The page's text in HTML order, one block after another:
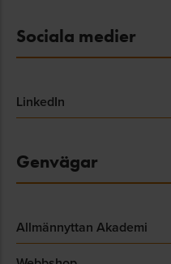
Sociala medier
LinkedIn
Genvägar
Allmännyttan Akademi